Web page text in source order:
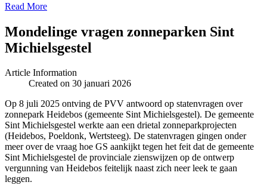
Read More
Mondelinge vragen zonneparken Sint
Michielsgestel
Article Information
Created on 30 januari 2026
Op 8 juli 2025 ontving de PVV antwoord op statenvragen over
zonnepark Heidebos (gemeente Sint Michielsgestel). De gemeente
Sint Michielsgestel werkte aan een drietal zonneparkprojecten
(Heidebos, Poeldonk, Wertsteeg). De statenvragen gingen onder
meer over de vraag hoe GS aankijkt tegen het feit dat de gemeente
Sint Michielsgestel de provinciale zienswijzen op de ontwerp
vergunning van Heidebos feitelijk naast zich neer leek te gaan
leggen.